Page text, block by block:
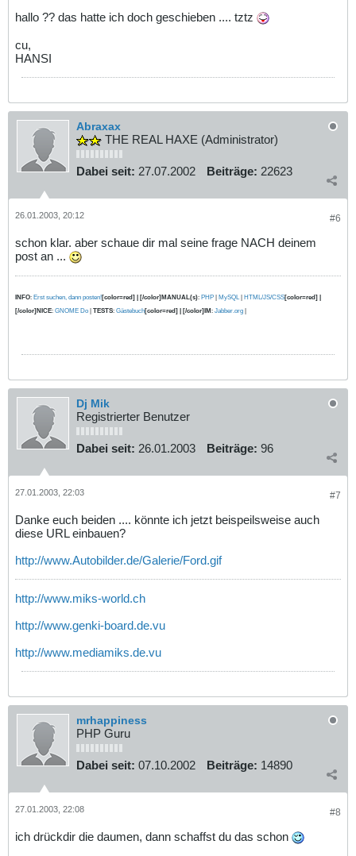
hallo ?? das hatte ich doch geschieben .... tztz
cu,
HANSI
Abraxax
THE REAL HAXE (Administrator)
Dabei seit: 27.07.2002 Beiträge: 22623
#6
26.01.2003, 20:12
schon klar. aber schaue dir mal seine frage NACH deinem
post an ...
INFO: Erst suchen, dann posten![color=red] | [/color]MANUAL(s): PHP | MySQL | HTML/JS/CSS[color=red] |
[/color]NICE: GNOME Do | TESTS: Gästebuch[color=red] | [/color]IM: Jabber.org |
Dj Mik
Registrierter Benutzer
Dabei seit: 26.01.2003 Beiträge: 96
#7
27.01.2003, 22:03
Danke euch beiden .... könnte ich jetzt beispeilsweise auch
diese URL einbauen?
http://www.Autobilder.de/Galerie/Ford.gif
http://www.miks-world.ch
http://www.genki-board.de.vu
http://www.mediamiks.de.vu
mrhappiness
PHP Guru
Dabei seit: 07.10.2002 Beiträge: 14890
#8
27.01.2003, 22:08
ich drückdir die daumen, dann schaffst du das schon